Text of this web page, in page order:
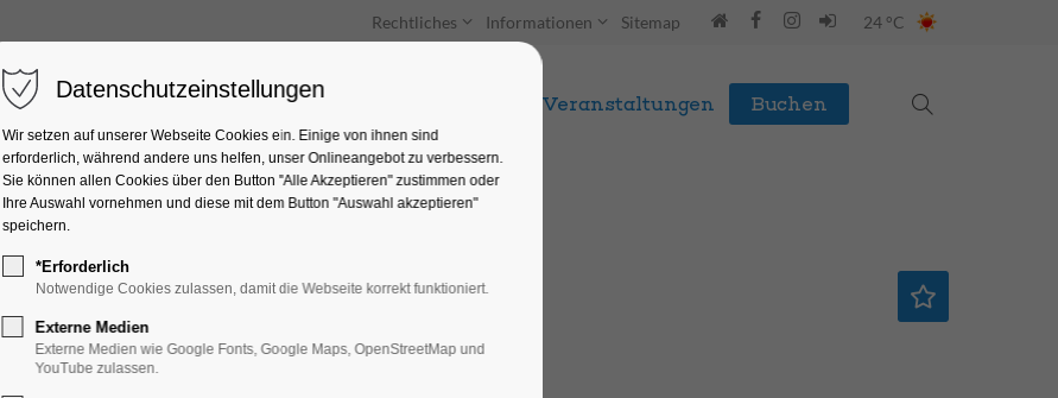
Rechtliches Informationen Sitemap 24 °C
Unterkünfte Entdecken & Erleben Veranstaltungen Buchen
Open Lab Day
Kinder, Jugend, Mitmach-Aktion, Umwelt
Datenschutzeinstellungen
Wir setzen auf unserer Webseite Cookies ein. Einige von ihnen sind
erforderlich, während andere uns helfen, unser Onlineangebot zu verbessern.
Sie können allen Cookies über den Button "Alle Akzeptieren" zustimmen oder
Ihre Auswahl vornehmen und diese mit dem Button "Auswahl akzeptieren"
speichern.
*Erforderlich
Notwendige Cookies zulassen, damit die Webseite korrekt funktioniert.
Externe Medien
Externe Medien wie Google Fonts, Google Maps, OpenStreetMap und
YouTube zulassen.